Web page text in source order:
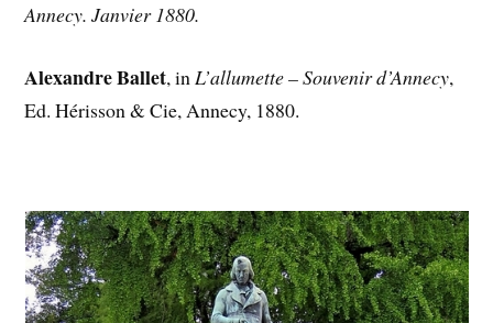
Annecy. Janvier 1880.
Alexandre Ballet, inL’allumette – Souvenir d’Annecy,
Ed. Hérisson & Cie, Annecy, 1880.